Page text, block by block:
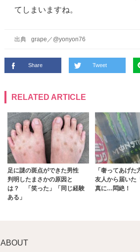
てしまいますね。
出典 grape ／ @yonyon76
Share Tweet
RELATED ARTICLE
足に謎の斑点ができた男性
判明したまさかの原因と
は？ 「笑った」「同じ経験
ある」
「奢ってあげた
友人から届いた
真に…悶絶！
ABOUT